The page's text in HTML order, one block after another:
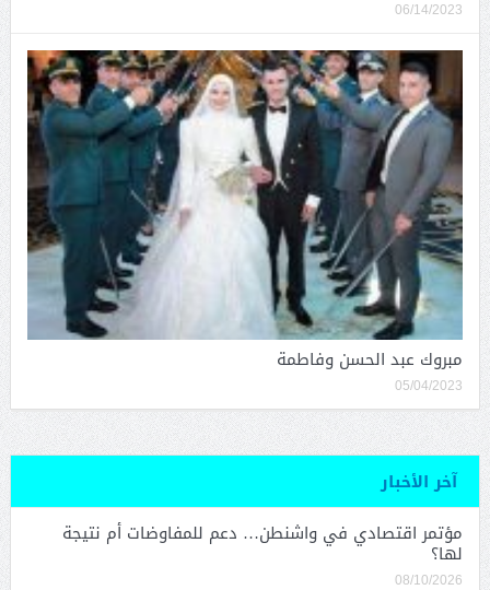
06/14/2023
مبروك عبد الحسن وفاطمة
05/04/2023
آخر الأخبار
مؤتمر اقتصادي في واشنطن… دعم للمفاوضات أم نتيجة
لها؟
08/10/2026